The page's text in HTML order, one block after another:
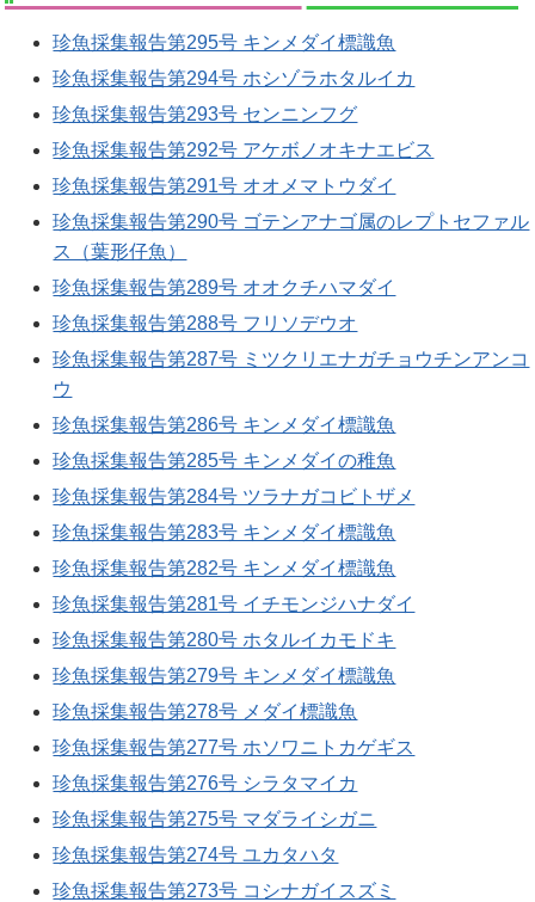
珍魚採集報告第295号 キンメダイ標識魚
珍魚採集報告第294号 ホシゾラホタルイカ
珍魚採集報告第293号 センニンフグ
珍魚採集報告第292号 アケボノオキナエビス
珍魚採集報告第291号 オオメマトウダイ
珍魚採集報告第290号 ゴテンアナゴ属のレプトセファル
ス（葉形仔魚）
珍魚採集報告第289号 オオクチハマダイ
珍魚採集報告第288号 フリソデウオ
珍魚採集報告第287号 ミツクリエナガチョウチンアンコ
ウ
珍魚採集報告第286号 キンメダイ標識魚
珍魚採集報告第285号 キンメダイの稚魚
珍魚採集報告第284号 ツラナガコビトザメ
珍魚採集報告第283号 キンメダイ標識魚
珍魚採集報告第282号 キンメダイ標識魚
珍魚採集報告第281号 イチモンジハナダイ
珍魚採集報告第280号 ホタルイカモドキ
珍魚採集報告第279号 キンメダイ標識魚
珍魚採集報告第278号 メダイ標識魚
珍魚採集報告第277号 ホソワニトカゲギス
珍魚採集報告第276号 シラタマイカ
珍魚採集報告第275号 マダライシガニ
珍魚採集報告第274号 ユカタハタ
珍魚採集報告第273号 コシナガイスズミ